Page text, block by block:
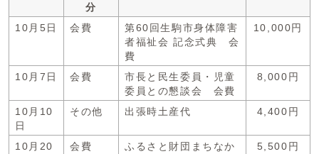
分
10月5日 会費
第60回生駒市身体障害
者福祉会 記念式典 会
費
10,000円
10月7日 会費
市長と民生委員・児童
委員との懇談会 会費
8,000円
10月10
日
その他 出張時土産代 4,400円
10月20
会費
ふるさと財団まちなか
5,500円